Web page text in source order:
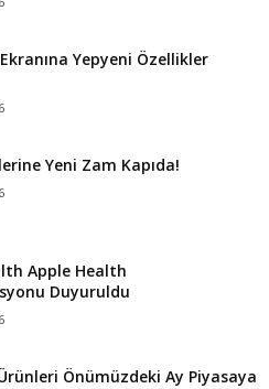
Yepyeni Özellikler
Yeni Zam Kapıda!
Apple Health
Duyuruldu
Önümüzdeki Ay Piyasaya